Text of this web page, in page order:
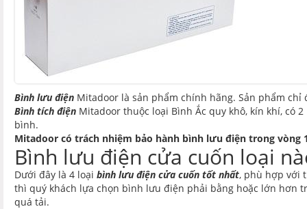
Bình lưu điện Mitadoor là sản phẩm chính hãng. Sản phẩm
Bình tích điện Mitadoor thuộc loại Bình Ắc quy khô, kín khí, có
bình.
Mitadoor có trách nhiệm bảo hành bình lưu điện trong vòng
Bình lưu điện cửa cuốn loại
Dưới đây là 4 loại bình lưu điện cửa cuốn tốt nhất, phù hợp với
thì quý khách lựa chọn bình lưu điện phải bằng hoặc lớn hơn
quá tải.